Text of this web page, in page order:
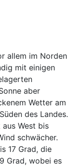
allem im Norden
mit einigen
aber
Wetter am
des Landes.
West bis
schwächer.
17 Grad, die
Grad, wobei es